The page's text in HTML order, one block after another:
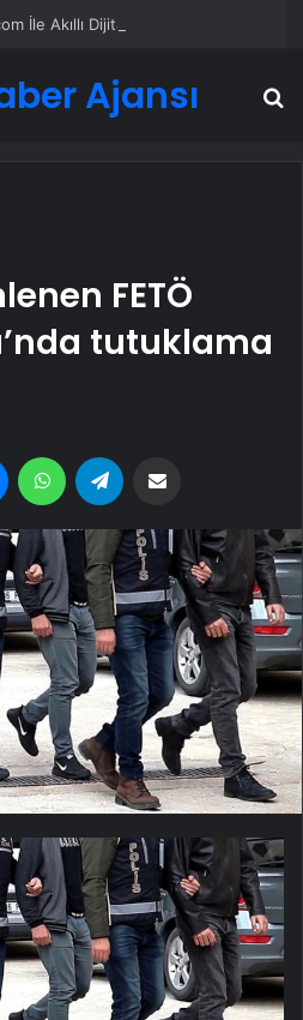
Ajansı
FETÖ
tutuklama
MessengerWhatsApp